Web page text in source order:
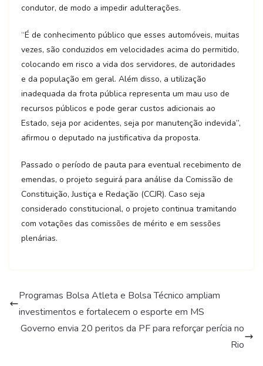
condutor, de modo a impedir adulterações.
“É de conhecimento público que esses automóveis, muitas
vezes, são conduzidos em velocidades acima do permitido,
colocando em risco a vida dos servidores, de autoridades
e da população em geral. Além disso, a utilização
inadequada da frota pública representa um mau uso de
recursos públicos e pode gerar custos adicionais ao
Estado, seja por acidentes, seja por manutenção indevida”,
afirmou o deputado na justificativa da proposta.
Passado o período de pauta para eventual recebimento de
emendas, o projeto seguirá para análise da Comissão de
Constituição, Justiça e Redação (CCJR). Caso seja
considerado constitucional, o projeto continua tramitando
com votações das comissões de mérito e em sessões
plenárias.
Programas Bolsa Atleta e Bolsa Técnico ampliam
investimentos e fortalecem o esporte em MS
Governo envia 20 peritos da PF para reforçar perícia no
Rio